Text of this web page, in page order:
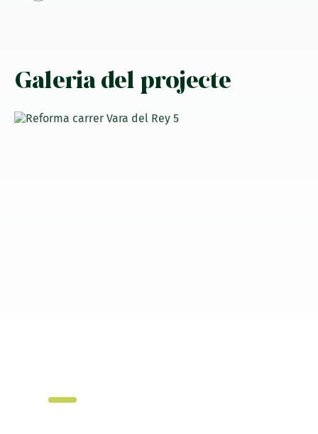
Galeria del projecte